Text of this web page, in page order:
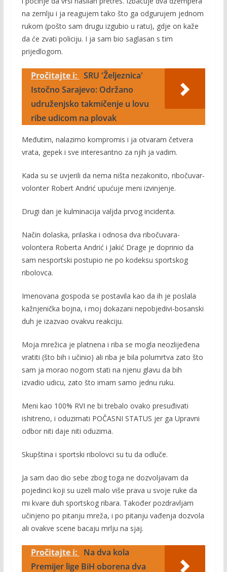
na zemlju i ja reagujem tako što ga odgurujem jednom
rukom (pošto sam drugu izgubio u ratu), gdje on kaže
da će zvati policiju. I ja sam bio saglasan s tim
prijedlogom.
Pročitajte i: SRU 'Željeznica'
Istočno Sarajevo: Održano
udruženjsko takmičenje u lovu
ribe udicom na plovak
Međutim, nalazimo kompromis i ja otvaram četvera
vrata, gepek i sve interesantno za njih ja vadim.
Kada su se uvjerili da nema ništa nezakonito, ribočuvar-
volonter Robert Andrić upućuje meni izvinjenje.
Drugi dan je kulminacija valjda prvog incidenta.
Način dolaska, prilaska i odnosa dva ribočuvara-
volontera Roberta Andrić i Jakić Drage je doprinio da
sam nesportski postupio ne po kodeksu sportskog
ribolovca.
Imenovana gospoda se postavila kao da ih je poslala
kažnjenička bojna, i moj dokazani nepobjedivi-bosanski
duh je izazvao ovakvu reakciju.
Moja mrežica je platnena i riba se mogla neozlijeđena
vratiti (što bih i učinio) ali riba je bila polumrtva zato što
sam ja morao nogom stati na njenu glavu da bih
izvadio udicu, zato što imam samo jednu ruku.
Meni kao 100% RVI ne bi trebalo ovako presuđivati
ishitreno, i oduzimati POČASNI STATUS jer ga Upravni
odbor niti daje niti oduzima.
Skupština i sportski ribolovci su tu da odluče.
Ja sam dao dio sebe zbog toga ne dozvoljavam da
pojedinci koji su uzeli malo više prava u svoje ruke da
mi kvare duh sportskog ribara. Također pozdravljam
učinjeno po pitanju mreža, i po pitanju vađenja dozvola
ali ovakve scene bacaju mrlju na sjaj.
Pročitajte i:
Na dva kola
Premijer lige BiH oborena dva